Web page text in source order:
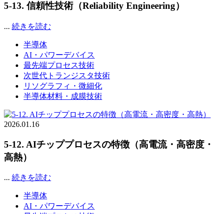
5-13. 信頼性技術（Reliability Engineering）
... 続きを読む
半導体
AI・パワーデバイス
最先端プロセス技術
次世代トランジスタ技術
リソグラフィ・微細化
半導体材料・成膜技術
2026.01.16
5-12. AIチッププロセスの特徴（高電流・高密度・
高熱）
... 続きを読む
半導体
AI・パワーデバイス